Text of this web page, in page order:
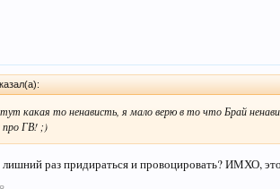
тут какая то ненависть, я мало верю в то что Брай
про ГВ! ;)
лишний раз придираться и провоцировать? ИМХО,